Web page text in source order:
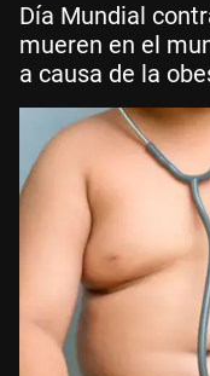
Día Mundial
mueren en el
a causa de la